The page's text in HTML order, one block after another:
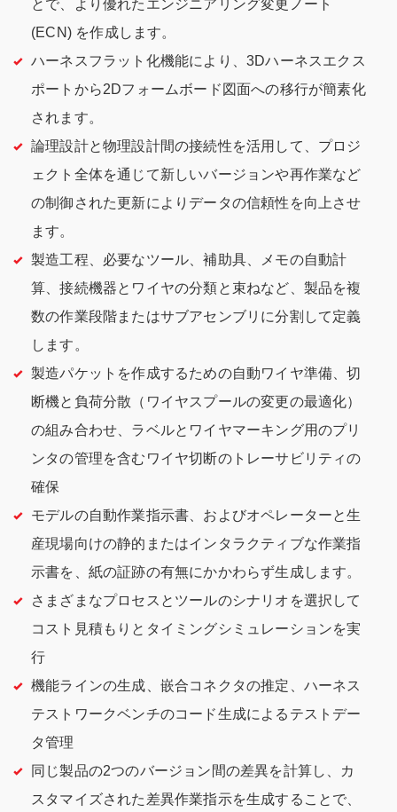
とで、より優れたエンジニアリング変更ノート
(ECN) を作成します。
ハーネスフラット化機能により、3Dハーネスエクス
ポートから2Dフォームボード図面への移行が簡素化
されます。
論理設計と物理設計間の接続性を活用して、プロジ
ェクト全体を通じて新しいバージョンや再作業など
の制御された更新によりデータの信頼性を向上させ
ます。
製造工程、必要なツール、補助具、メモの自動計
算、接続機器とワイヤの分類と束ねなど、製品を複
数の作業段階またはサブアセンブリに分割して定義
します。
製造パケットを作成するための自動ワイヤ準備、切
断機と負荷分散（ワイヤスプールの変更の最適化）
の組み合わせ、ラベルとワイヤマーキング用のプリ
ンタの管理を含むワイヤ切断のトレーサビリティの
確保
モデルの自動作業指示書、およびオペレーターと生
産現場向けの静的またはインタラクティブな作業指
示書を、紙の証跡の有無にかかわらず生成します。
さまざまなプロセスとツールのシナリオを選択して
コスト見積もりとタイミングシミュレーションを実
行
機能ラインの生成、嵌合コネクタの推定、ハーネス
テストワークベンチのコード生成によるテストデー
タ管理
同じ製品の2つのバージョン間の差異を計算し、カ
スタマイズされた差異作業指示を生成することで、